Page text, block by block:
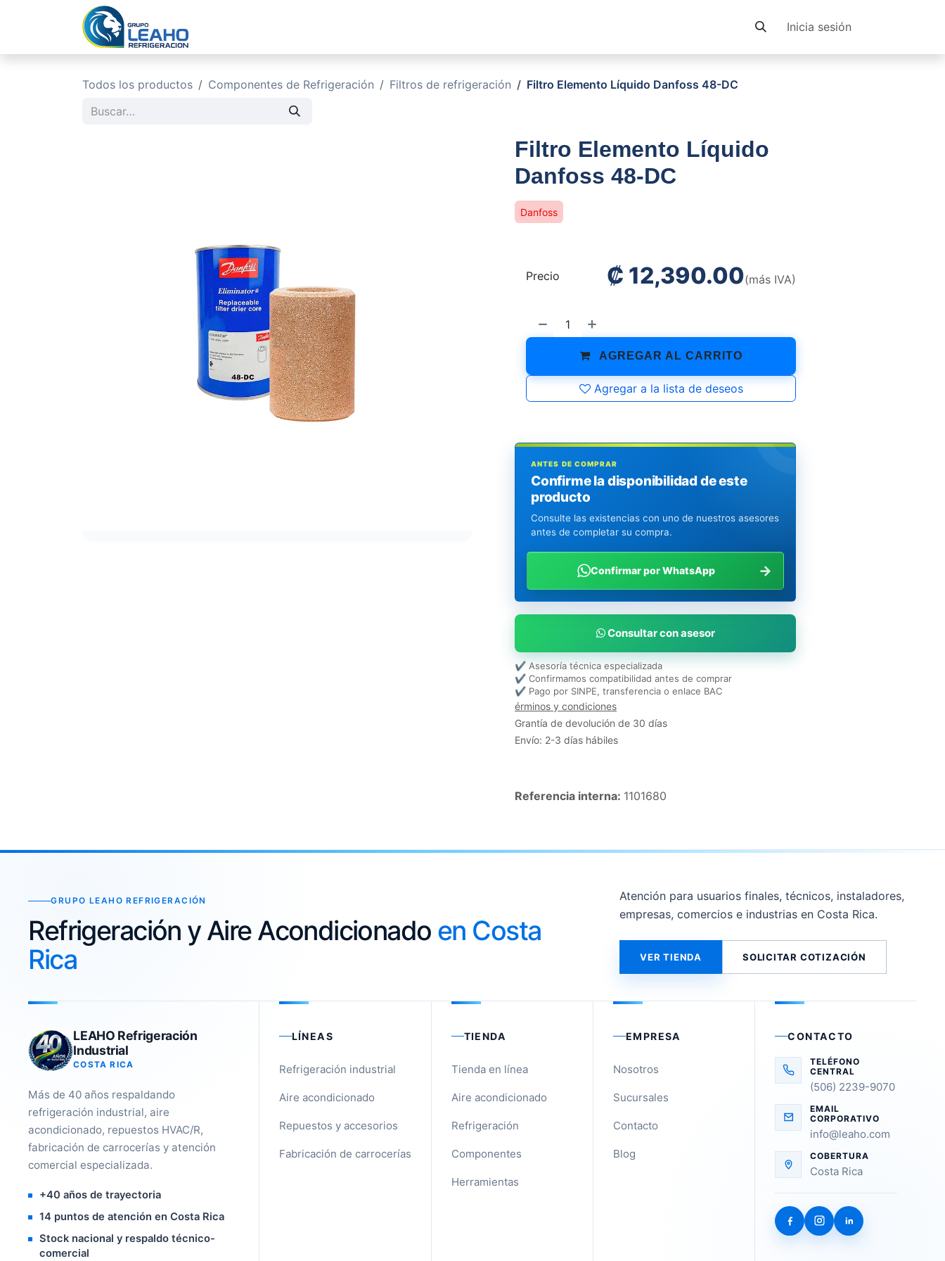
Inicia sesión
Todos los productos Componentes de Refrigeración Filtros de refrigeración Filtro Elemento Líquido Danfoss 48-DC
Filtro Elemento Líquido
Danfoss 48-DC
Danfoss
AGREGAR AL CARRITO
Agregar a la lista de deseos
Precio ₡ 12,390.00(más IVA)
ANTES DE COMPRAR
Confirme la disponibilidad de este
producto
Consulte las existencias con uno de nuestros asesores
antes de completar su compra.
Confirmar por WhatsApp →
Consultar con asesor
✔ Asesoría técnica especializada
✔ Confirmamos compatibilidad antes de comprar
✔ Pago por SINPE, transferencia o enlace BAC
érminos y condiciones
Grantía de devolución de 30 días
Envío: 2-3 días hábiles
Referencia interna: 1101680
GRUPO LEAHO REFRIGERACIÓN
Refrigeración y Aire Acondicionado en Costa
Rica
Atención para usuarios finales, técnicos, instaladores,
empresas, comercios e industrias en Costa Rica.
VER TIENDA SOLICITAR COTIZACIÓN
LEAHO Refrigeración
Industrial
COSTA RICA
Más de 40 años respaldando
refrigeración industrial, aire
acondicionado, repuestos HVAC/R,
fabricación de carrocerías y atención
comercial especializada.
+40 años de trayectoria
14 puntos de atención en Costa Rica
Stock nacional y respaldo técnico-
comercial
LÍNEAS
Refrigeración industrial
Aire acondicionado
Repuestos y accesorios
Fabricación de carrocerías
TIENDA
Tienda en línea
Aire acondicionado
Refrigeración
Componentes
Herramientas
EMPRESA
Nosotros
Sucursales
Contacto
Blog
CONTACTO
TELÉFONO
CENTRAL
(506) 2239-9070
EMAIL
CORPORATIVO
info@leaho.com
COBERTURA
Costa Rica